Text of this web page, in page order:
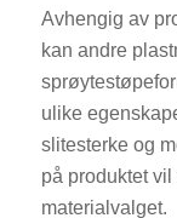
Avhengig av
kan andre
ulike
slitesterke og
på produktet
materialvalget.